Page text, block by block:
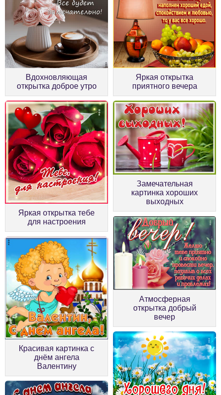
Вдохновляющая
открытка доброе утро
Яркая открытка
приятного вечера
Яркая открытка тебе
для настроения
Замечательная
картинка хороших
выходных
Красивая картинка с
днём ангела
Валентину
Атмосферная
открытка добрый
вечер